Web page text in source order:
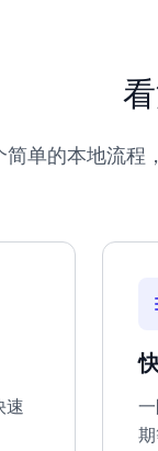
简单的本地流程
速